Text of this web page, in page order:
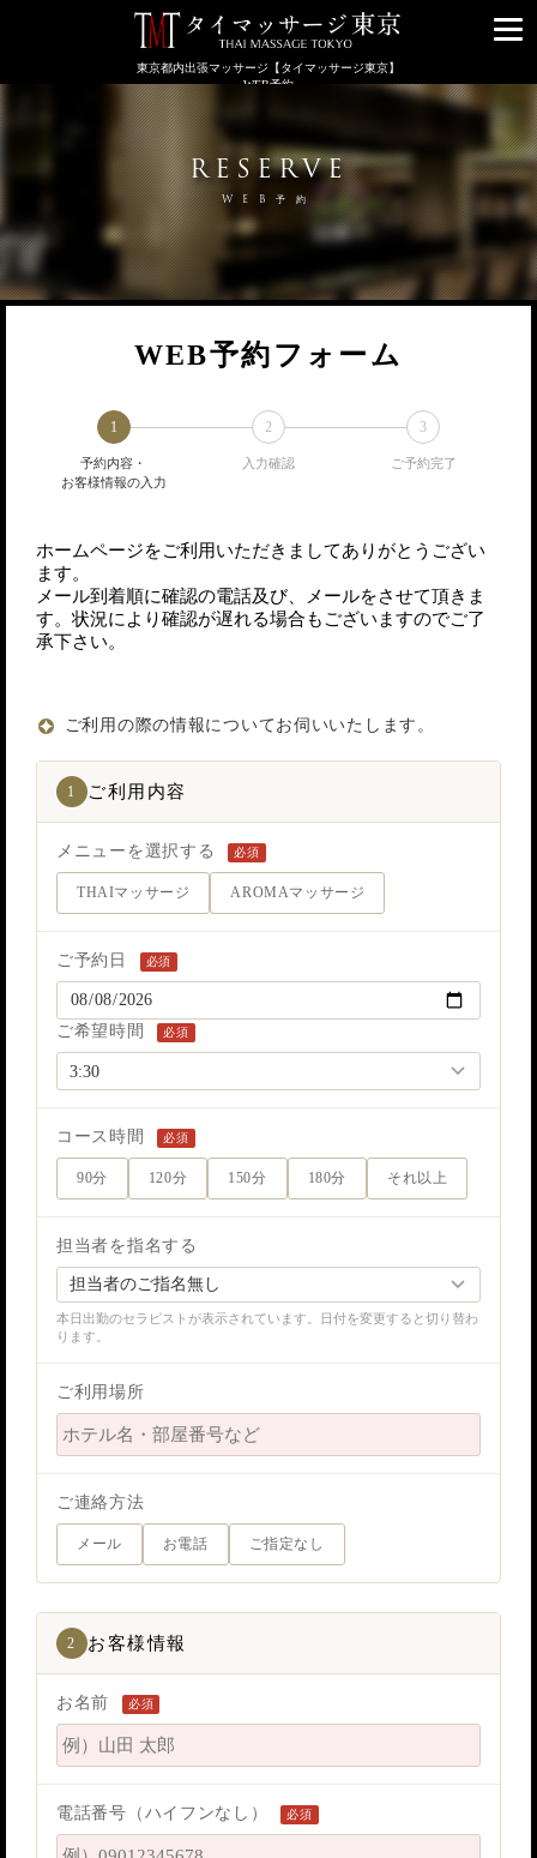
東京都内出張マッサージ【タイマッサージ東京】
WEB予約
メ
ー
RESERVE
WEB予約
WEB予約フォーム
1
予約内容・
お客様情報の入力
2
入力確認
3
ご予約完了
ホームページをご利用いただきましてありがとうござい
ます。
メール到着順に確認の電話及び、メールをさせて頂きま
す。状況により確認が遅れる場合もございますのでご了
承下さい。
ご利用の際の情報についてお伺いいたします。
1 ご利用内容
メニューを選択する 必須
THAIマッサージ AROMAマッサージ
ご予約日 必須
ご希望時間 必須
コース時間 必須
90分 120分 150分 180分 それ以上
担当者を指名する
本日出勤のセラピストが表示されています。日付を変更すると切り替わ
ります。
ご利用場所
ご連絡方法
メール お電話 ご指定なし
2 お客様情報
お名前 必須
電話番号（ハイフンなし） 必須